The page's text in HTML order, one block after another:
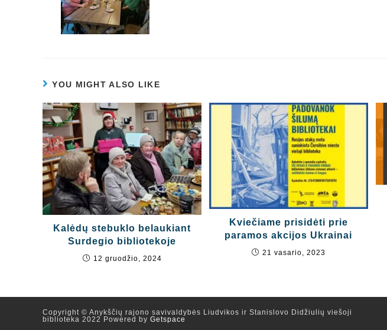
YOU MIGHT ALSO LIKE
Kalėdų stebuklo belaukiant
Surdegio bibliotekoje
12 gruodžio, 2024
Kviečiame prisidėti prie
paramos akcijos Ukrainai
21 vasario, 2023
Copyright © Anykščių rajono savivaldybės Liudvikos ir Stanislovo Didžiulių viešoji
biblioteka 2022 Powered by Getspace